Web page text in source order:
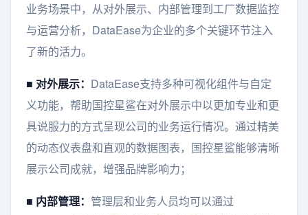
业务场景中，从对外展示、内部管理到工厂数据监控
与运营分析，DataEase为企业的多个关键环节注入
了新的活力。
■ 对外展示： DataEase支持多种可视化组件与自定
义功能，帮助国控星鲨在对外展示中以更加专业和更
具说服力的方式呈现公司的业务运行情况。通过精美
的动态仪表盘和直观的数据图表，国控星鲨能够清晰
展示公司成就，增强品牌影响力；
■ 内部管理： 管理层和业务人员均可以通过